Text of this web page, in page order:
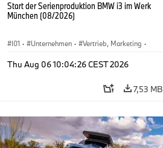
Start der Serienproduktion BMW i3 im Werk
München (08/2026)
I01 · Unternehmen · Vertrieb, Marketing ·
Thu Aug 06 10:04:26 CEST 2026
7,53 MB